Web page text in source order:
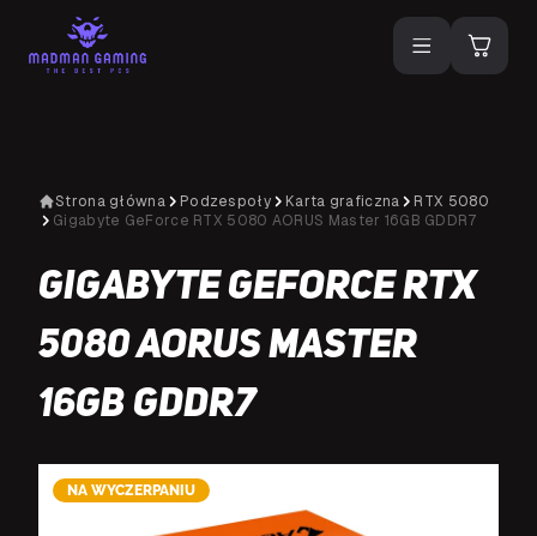
Strona główna Podzespoły Karta graficzna
RTX 5080
Gigabyte GeForce RTX 5080 AORUS Master 16GB GDDR7
Gigabyte GeForce RTX
5080 AORUS Master
16GB GDDR7
NA WYCZERPANIU